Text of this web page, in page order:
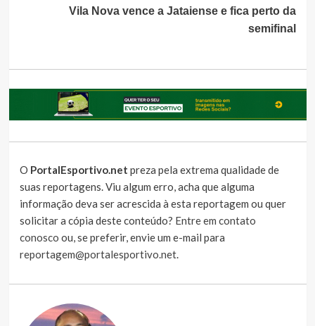
Vila Nova vence a Jataiense e fica perto da
semifinal
O PortalEsportivo.net preza pela extrema qualidade de
suas reportagens. Viu algum erro, acha que alguma
informação deva ser acrescida à esta reportagem ou quer
solicitar a cópia deste conteúdo? Entre em contato
conosco ou, se preferir, envie um e-mail para
reportagem@portalesportivo.net.